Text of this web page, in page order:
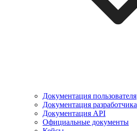
Документация пользователя
Документация разработчика
Документация API
Официальные документы